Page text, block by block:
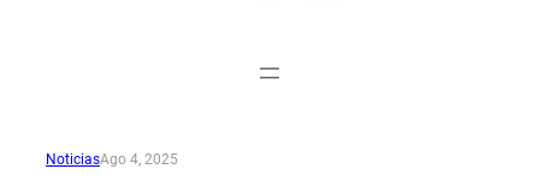
NoticiasAgo 4, 2025